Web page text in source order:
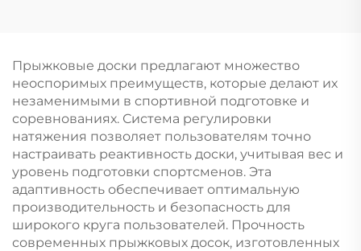
Прыжковые доски предлагают множество
неоспоримых преимуществ, которые делают их
незаменимыми в спортивной подготовке и
соревнованиях. Система регулировки
натяжения позволяет пользователям точно
настраивать реактивность доски, учитывая вес и
уровень подготовки спортсменов. Эта
адаптивность обеспечивает оптимальную
производительность и безопасность для
широкого круга пользователей. Прочность
современных прыжковых досок, изготовленных